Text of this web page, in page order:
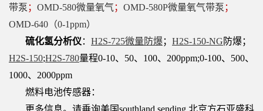
带泵 ； OMD-580微量氧气 ； OMD-580P微量氧气带泵 ；
OMD-640（0-1ppm）
硫化氢分析仪 ： H2S-725微量防爆； H2S-150-NG 防爆；
H2S-150;H2S-780量程0-10、50、100、200ppm;0-100、500、
1000、2000ppm
燃料电池传感器：
更多信息。请垂询美国southland sending 北京方石亚盛科